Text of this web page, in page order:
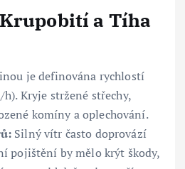
a Tíha
je definována rychlostí
Kryje stržené střechy,
komíny a oplechování.
Silný vítr často doprovází
pojištění by mělo krýt škody,